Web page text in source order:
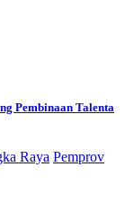
Pembinaan Talenta
Raya Pemprov